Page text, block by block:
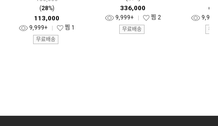
(28%)
113,000
9,999+ 찜 1
무료배송
336,000
9,999+ 찜 2
무료배송 무